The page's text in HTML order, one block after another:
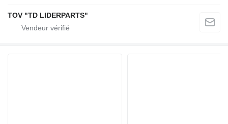
TOV "TD LIDERPARTS"